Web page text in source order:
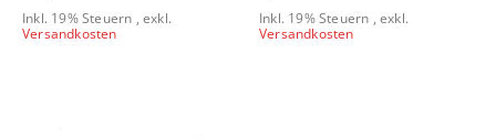
Inkl. 19% Steuern ,exkl.
Versandkosten
Inkl. 19% Steuern ,exkl.
Versandkosten